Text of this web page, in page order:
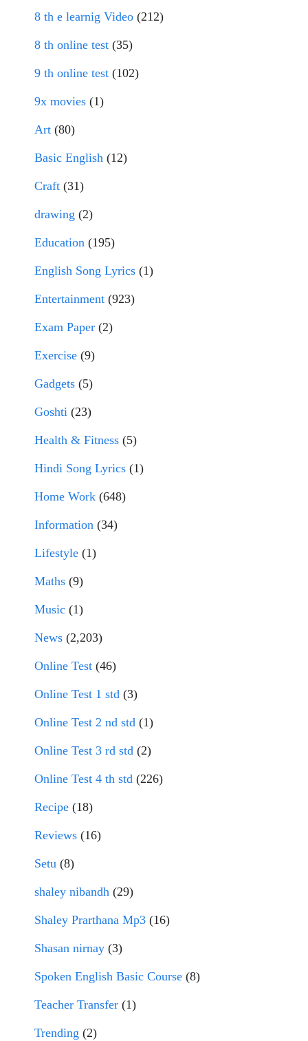
8 th e learnig Video (212)
8 th online test (35)
9 th online test (102)
9x movies (1)
Art (80)
Basic English (12)
Craft (31)
drawing (2)
Education (195)
English Song Lyrics (1)
Entertainment (923)
Exam Paper (2)
Exercise (9)
Gadgets (5)
Goshti (23)
Health & Fitness (5)
Hindi Song Lyrics (1)
Home Work (648)
Information (34)
Lifestyle (1)
Maths (9)
Music (1)
News (2,203)
Online Test (46)
Online Test 1 std (3)
Online Test 2 nd std (1)
Online Test 3 rd std (2)
Online Test 4 th std (226)
Recipe (18)
Reviews (16)
Setu (8)
shaley nibandh (29)
Shaley Prarthana Mp3 (16)
Shasan nirnay (3)
Spoken English Basic Course (8)
Teacher Transfer (1)
Trending (2)